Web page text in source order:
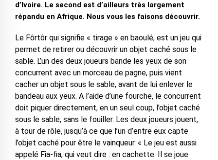
d’Ivoire. Le second est d’ailleurs très largement
répandu en Afrique. Nous vous les faisons découvrir.
Le Fôrtôr qui signifie « tirage » en baoulé, est un jeu qui
permet de retirer ou découvrir un objet caché sous le
sable. L’un des deux joueurs bande les yeux de son
concurrent avec un morceau de pagne, puis vient
cacher un objet sous le sable, avant de lui enlever le
bandeau aux yeux. A l’aide d’une fourche, le concurrent
doit piquer directement, en un seul coup, l’objet caché
sous le sable, sans le fouiller. Les deux joueurs jouent,
à tour de rôle, jusqu’à ce que l’un d’entre eux capte
l’objet caché pour être le vainqueur. « Le jeu est aussi
appelé Fia-fia, qui veut dire : en cachette. Il se joue